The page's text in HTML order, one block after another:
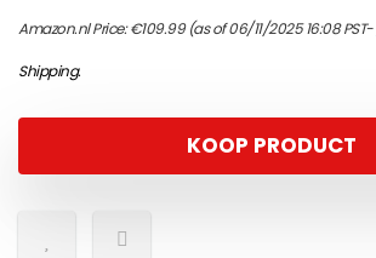
Amazon.nl Price:€109.99(as of 06/11/2025 16:08 PST-
Shipping.
KOOP PRODUCT